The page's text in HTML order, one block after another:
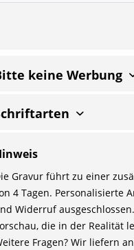
keine Werbung
Gravur führt zu einer
4 Tagen. Personalisierte
Widerruf
die in der Realität
Fragen? Wir liefern